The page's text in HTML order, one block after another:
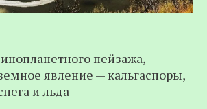
пейзажа,
явление — кальгаспоры,
и льда